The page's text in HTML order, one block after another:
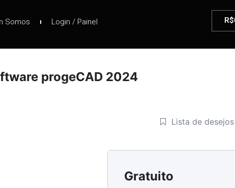
Somos Login / Painel R$
progeCAD 2024
Lista de desejos
Gratuito